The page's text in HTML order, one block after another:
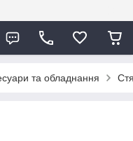
та обладнання